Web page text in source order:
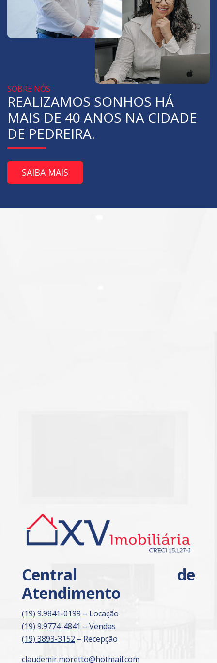
SOBRE NÓS
REALIZAMOS SONHOS HÁ
MAIS DE 40 ANOS NA CIDADE
DE PEDREIRA.
SAIBA MAIS
Central de
Atendimento
(19) 9.9841-0199 – Locação
(19) 9.9774-4841 – Vendas
(19) 3893-3152 – Recepção
claudemir.moretto@hotmail.com